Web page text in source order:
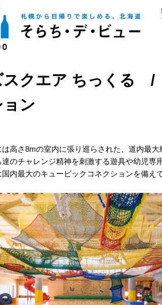
スクエア ちっくる
ン
高さ8mの室内に張り巡らされた、道内最
のチャレンジ精神を刺激する遊具や幼児専
国内最大のキュービックコネクションを備え